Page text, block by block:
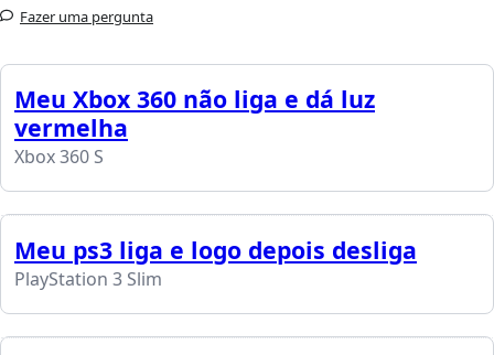
Fazer uma pergunta
Meu Xbox 360 não liga e dá luz
vermelha
Xbox 360 S
Meu ps3 liga e logo depois desliga
PlayStation 3 Slim